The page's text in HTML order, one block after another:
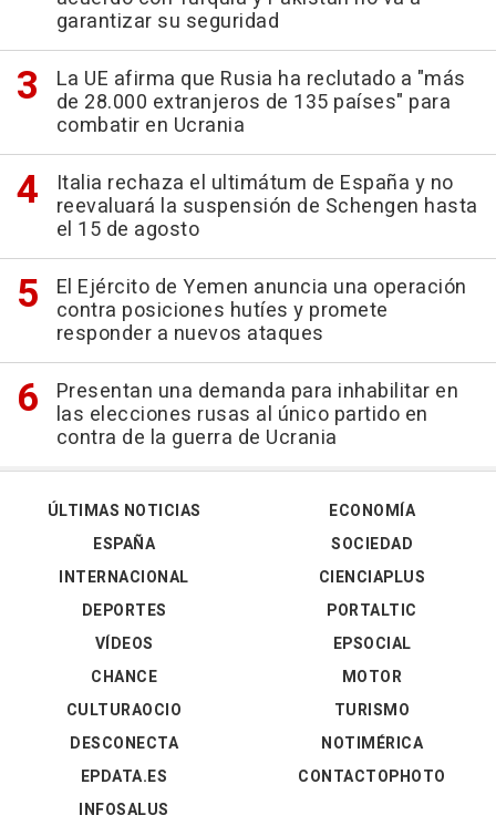
garantizar su seguridad
La UE afirma que Rusia ha reclutado a "más
de 28.000 extranjeros de 135 países" para
combatir en Ucrania
Italia rechaza el ultimátum de España y no
reevaluará la suspensión de Schengen hasta
el 15 de agosto
El Ejército de Yemen anuncia una operación
contra posiciones hutíes y promete
responder a nuevos ataques
Presentan una demanda para inhabilitar en
las elecciones rusas al único partido en
contra de la guerra de Ucrania
ÚLTIMAS NOTICIAS
ESPAÑA
INTERNACIONAL
DEPORTES
VÍDEOS
ECONOMÍA
SOCIEDAD
CIENCIAPLUS
PORTALTIC
EPSOCIAL
CHANCE
CULTURAOCIO
DESCONECTA
EPDATA.ES
INFOSALUS
MOTOR
TURISMO
NOTIMÉRICA
CONTACTOPHOTO